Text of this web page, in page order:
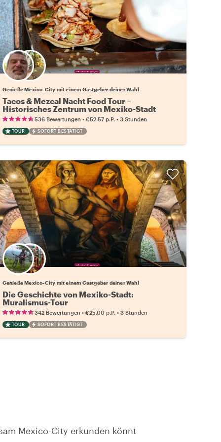
Wähle deinen Lieblingsgastgeber
Genieße Mexico-City mit einem Gastgeber deiner Wahl
Tacos & Mezcal Nacht Food Tour –
Historisches Zentrum von Mexiko-Stadt
536 Bewertungen • €52.57 p.P. • 3 Stunden
TOUR SOFORT BESTÄTIGT
Wähle deinen Lieblingsgastgeber
Genieße Mexico-City mit einem Gastgeber deiner Wahl
Die Geschichte von Mexiko-Stadt:
Muralismus-Tour
342 Bewertungen • €25.00 p.P. • 3 Stunden
TOUR SOFORT BESTÄTIGT
Mexico-City erkunden könnt